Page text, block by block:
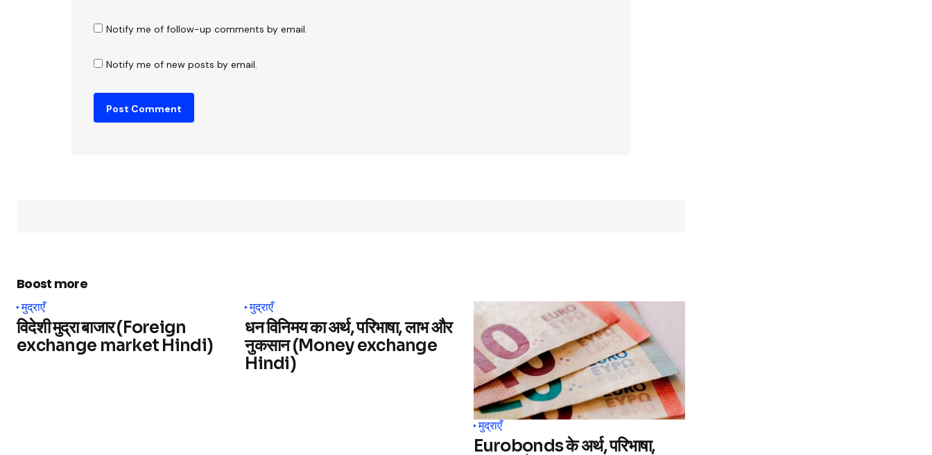
Notify me of follow-up comments by email.
Notify me of new posts by email.
Boost more
मुद्राएँ
विदेशी मुद्रा बाजार (Foreign
exchange market Hindi)
मुद्राएँ
धन विनिमय का अर्थ, परिभाषा, लाभ और
नुकसान (Money exchange
Hindi)
मुद्राएँ
Eurobonds के अर्थ, परिभाषा,